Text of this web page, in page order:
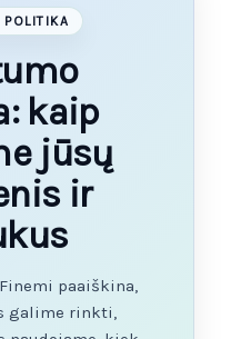
POLITIKA
kaip
jūsų
ir
paaiškina,
galime rinkti,